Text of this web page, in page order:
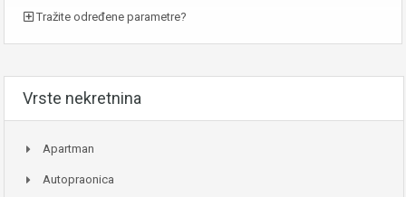
Tražite određene parametre?
Vrste nekretnina
Apartman
Autopraonica